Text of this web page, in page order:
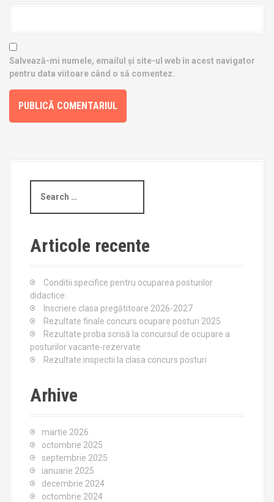
Salvează-mi numele, emailul și site-ul web în acest navigator
pentru data viitoare când o să comentez.
a
c
h
Articole recente
Conditii specifice pentru ocuparea posturilor
didactice.
Inscriere clasa pregătitoare 2026-2027
Rezultate finale concurs ocupare posturi 2025
Rezultate proba scrisă la concursul de ocupare a
posturilor vacante-rezervate
Rezultate inspectii la clasa concurs posturi
Arhive
martie 2026
octombrie 2025
septembrie 2025
ianuarie 2025
decembrie 2024
octombrie 2024